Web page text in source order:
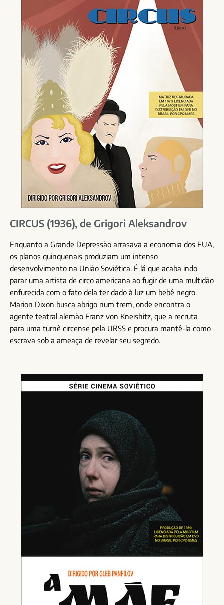
CIRCUS (1936), de Grigori Aleksandrov
Enquanto a Grande Depressão arrasava a economia dos EUA,
os planos quinquenais produziam um intenso
desenvolvimento na União Soviética. É lá que acaba indo
parar uma artista de circo americana ao fugir de uma multidão
enfurecida com o fato dela ter dado à luz um bebê negro.
Marion Dixon busca abrigo num trem, onde encontra o
agente teatral alemão Franz von Kneishitz, que a recruta
para uma turnê circense pela URSS e procura mantê-la como
escrava sob a ameaça de revelar seu segredo.